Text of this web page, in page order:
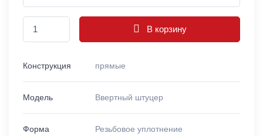
В корзину
Конструкция прямые
Модель Ввертный штуцер
Форма
Резьбовое уплотнение